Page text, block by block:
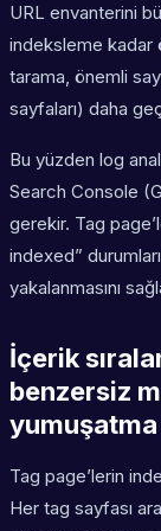
URL envanterini
indeksleme kadar
tarama, önemli
sayfaları) daha
Bu yüzden log
Search Console
gerekir. Tag
indexed”
yakalanmasını
İçerik
benzersiz
Tag page’lerin
Her tag sayfası